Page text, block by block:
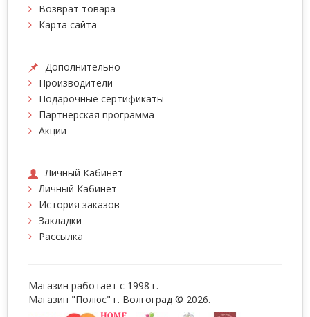
Возврат товара
Карта сайта
Дополнительно
Производители
Подарочные сертификаты
Партнерская программа
Акции
Личный Кабинет
Личный Кабинет
История заказов
Закладки
Рассылка
Магазин работает с 1998 г.
Магазин "Полюс" г. Волгоград © 2026.